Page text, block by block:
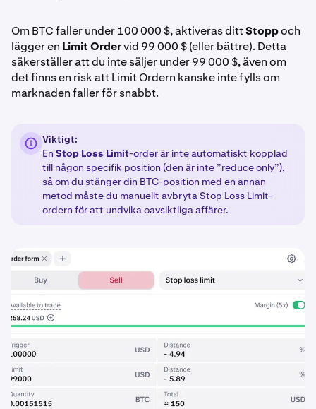
Om BTC faller under 100 000 $, aktiveras dittStoppoch
lägger en Limit Ordervid 99 000 $ (eller bättre). Detta
säkerställer att du inte säljer under 99 000 $, även om
det finns en risk att Limit Ordern kanske inte fylls om
marknaden faller för snabbt.
Viktigt:
En Stop Loss Limit-order är inte automatiskt kopplad
till någon specifik position (den är inte ”reduce only”),
så om du stänger din BTC-position med en annan
metod måste du manuellt avbryta Stop Loss Limit-
ordern för att undvika oavsiktliga affärer.